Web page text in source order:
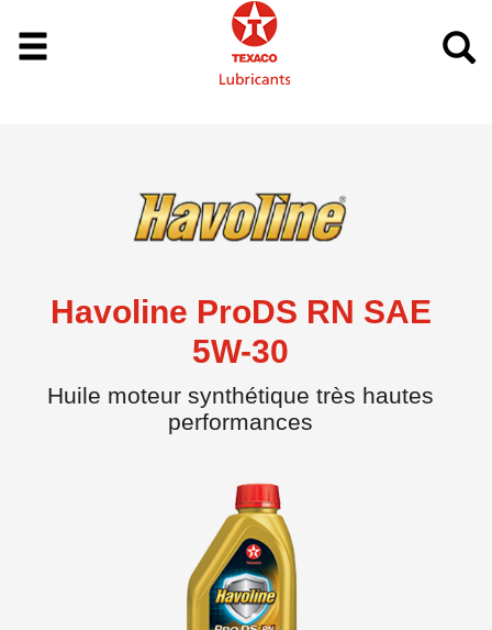
Havoline ProDS RN SAE
5W-30
Huile moteur synthétique très hautes
performances